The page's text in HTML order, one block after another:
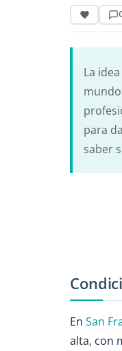
La
para
saber
En San
alta, con